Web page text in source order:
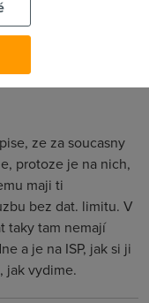
vyřešil
tomu říkám
ze za soucasny
protoze je na nich,
maji ti
bez dat. limitu. V
taky tam nemají
a je na ISP, jak si ji
jak vydime.